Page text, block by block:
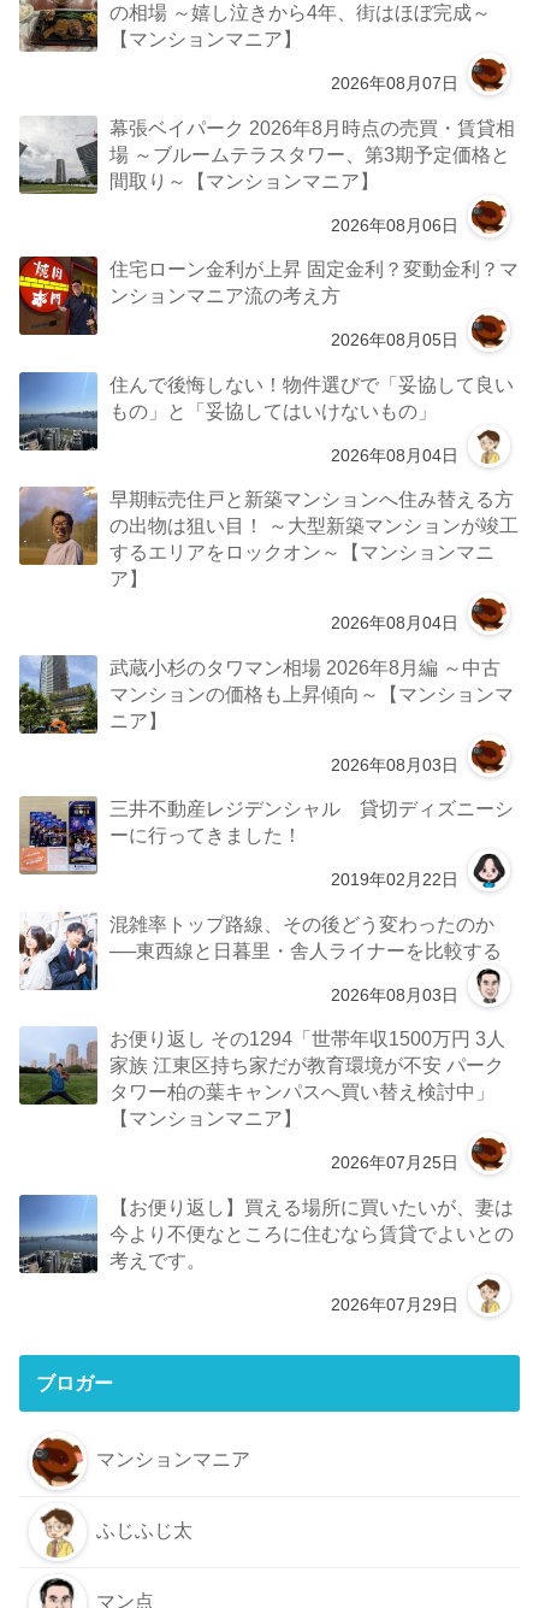
の相場 ～嬉し泣きから4年、街はほぼ完成～
【マンションマニア】
2026年08月07日
幕張ベイパーク 2026年8月時点の売買・賃貸相
場 ～ブルームテラスタワー、第3期予定価格と
間取り～【マンションマニア】
2026年08月06日
住宅ローン金利が上昇 固定金利？変動金利？マ
ンションマニア流の考え方
2026年08月05日
住んで後悔しない！物件選びで「妥協して良い
もの」と「妥協してはいけないもの」
2026年08月04日
早期転売住戸と新築マンションへ住み替える方
の出物は狙い目！ ～大型新築マンションが竣工
するエリアをロックオン～【マンションマニ
ア】
2026年08月04日
武蔵小杉のタワマン相場 2026年8月編 ～中古
マンションの価格も上昇傾向～【マンションマ
ニア】
2026年08月03日
三井不動産レジデンシャル 貸切ディズニーシ
ーに行ってきました！
2019年02月22日
混雑率トップ路線、その後どう変わったのか
──東西線と日暮里・舎人ライナーを比較する
2026年08月03日
お便り返し その1294「世帯年収1500万円 3人
家族 江東区持ち家だが教育環境が不安 パーク
タワー柏の葉キャンパスへ買い替え検討中」
【マンションマニア】
2026年07月25日
【お便り返し】買える場所に買いたいが、妻は
今より不便なところに住むなら賃貸でよいとの
考えです。
2026年07月29日
ブロガー
マンションマニア
ふじふじ太
マン点